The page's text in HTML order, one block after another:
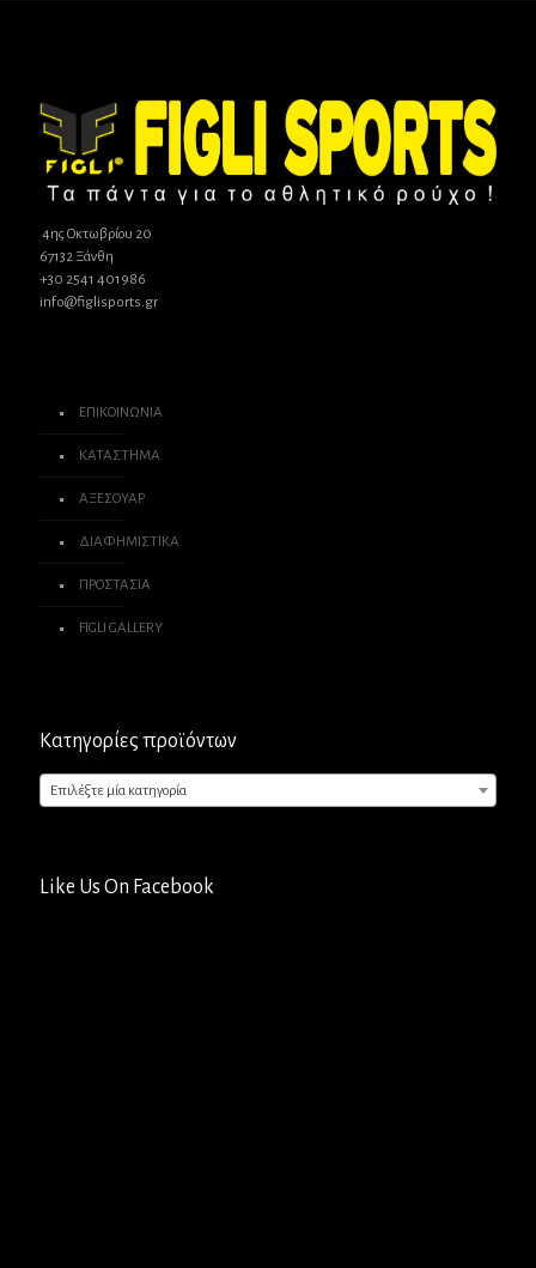
4ης Οκτωβρίου 20
67132 Ξάνθη
+30 2541 401986
info@figlisports.gr
ΕΠΙΚΟΙΝΩΝΙΑ
ΚΑΤΑΣΤΗΜΑ
ΑΞΕΣΟΥΑΡ
ΔΙΑΦΗΜΙΣΤΙΚΑ
ΠΡΟΣΤΑΣΙΑ
FIGLI GALLERY
Κατηγορίες προϊόντων
Επιλέξτε μία κατηγορία
Like Us On Facebook